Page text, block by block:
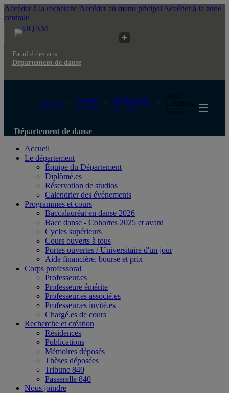
Accéder à la recherche Accéder au menu pricipal Accéder à la zone
centrale
Faculté des arts
Département de danse
UQAM
Faculté
des arts
Département
de danse
Auteur :
Curnillon,
Xavier
Département de danse
Accueil
Le département
Équipe du Département
Diplômé.es
Réservation de studios
Calendrier des événements
Programmes et cours
Baccalauréat en danse 2026
Bacc danse - Cohortes 2025 et avant
Cycles supérieurs
Cours ouverts à tous
Portes ouvertes / Universitaire d'un jour
Aide financière, bourse et prix
Corps professoral
Professeur.es
Professeure émérite
Professeur.es associé.es
Professeur.es invité.es
Chargé.es de cours
Recherche et création
Résidences
Publications
Mémoires déposés
Thèses déposées
Tribune 840
Passerelle 840
Nous joindre